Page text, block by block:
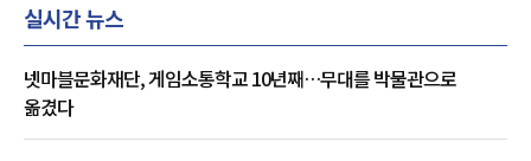
실시간 뉴스
넷마블문화재단, 게임소통학교 10년째…무대를 박물관으로
옮겼다